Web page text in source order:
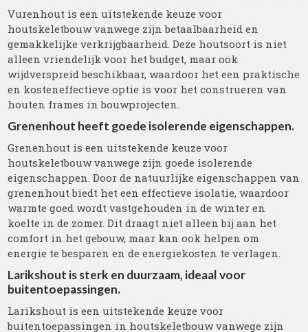
Vurenhout is een uitstekende keuze voor
houtskeletbouw vanwege zijn betaalbaarheid en
gemakkelijke verkrijgbaarheid. Deze houtsoort is niet
alleen vriendelijk voor het budget, maar ook
wijdverspreid beschikbaar, waardoor het een praktische
en kosteneffectieve optie is voor het construeren van
houten frames in bouwprojecten.
Grenenhout heeft goede isolerende eigenschappen.
Grenenhout is een uitstekende keuze voor
houtskeletbouw vanwege zijn goede isolerende
eigenschappen. Door de natuurlijke eigenschappen van
grenenhout biedt het een effectieve isolatie, waardoor
warmte goed wordt vastgehouden in de winter en
koelte in de zomer. Dit draagt niet alleen bij aan het
comfort in het gebouw, maar kan ook helpen om
energie te besparen en de energiekosten te verlagen.
Larikshout is sterk en duurzaam, ideaal voor
buitentoepassingen.
Larikshout is een uitstekende keuze voor
buitentoepassingen in houtskeletbouw vanwege zijn